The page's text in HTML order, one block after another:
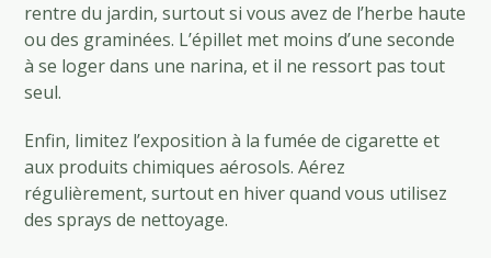
rentre du jardin, surtout si vous avez de l’herbe haute
ou des graminées. L’épillet met moins d’une seconde
à se loger dans une narina, et il ne ressort pas tout
seul.
Enfin, limitez l’exposition à la fumée de cigarette et
aux produits chimiques aérosols. Aérez
régulièrement, surtout en hiver quand vous utilisez
des sprays de nettoyage.